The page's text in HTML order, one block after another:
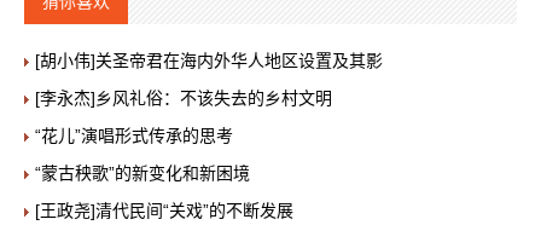
[胡小伟]关圣帝君在海内外华人地区设置及其影
[李永杰]乡风礼俗：不该失去的乡村文明
“花儿”演唱形式传承的思考
“蒙古秧歌”的新变化和新困境
[王政尧]清代民间“关戏”的不断发展